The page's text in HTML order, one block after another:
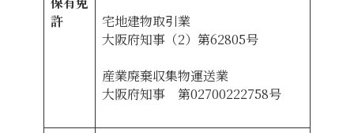
許
宅地建物取引業
大阪府知事（2）第62805号
産業廃棄収集物運送業
​大阪府知事 第02700222758号